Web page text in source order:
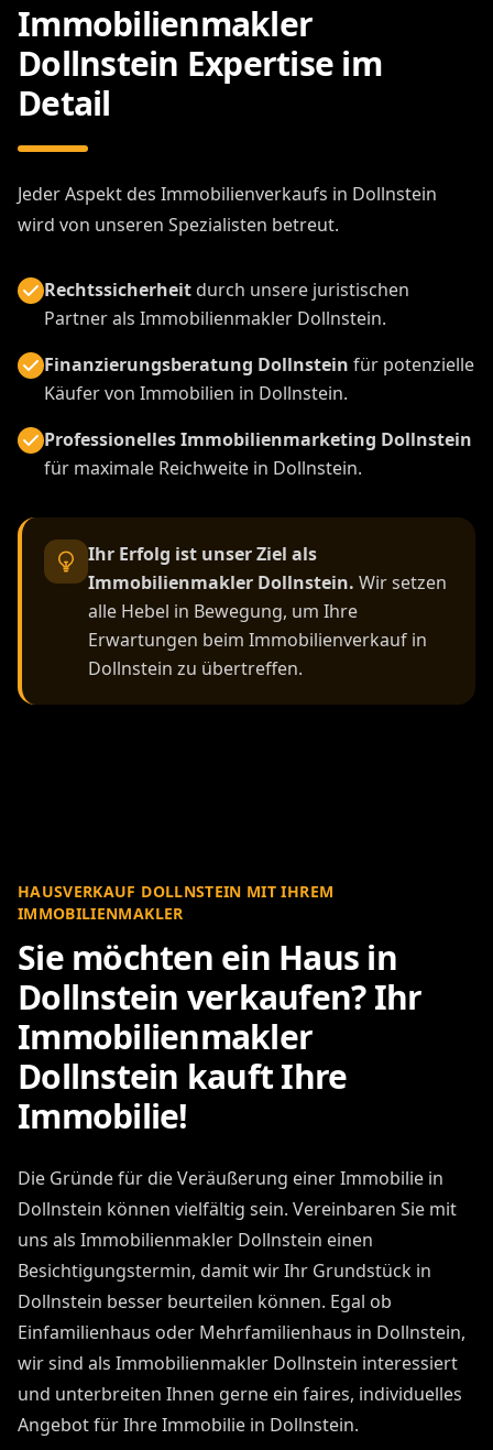
Immobilienmakler
Dollnstein Expertise im
Detail
Jeder Aspekt des Immobilienverkaufs in Dollnstein
wird von unseren Spezialisten betreut.
Rechtssicherheitdurch unsere juristischen
Partner als Immobilienmakler Dollnstein.
Finanzierungsberatung Dollnstein für potenzielle
Käufer von Immobilien in Dollnstein.
Professionelles Immobilienmarketing Dollnstein
für maximale Reichweite in Dollnstein.
Ihr Erfolg ist unser Ziel als
Immobilienmakler Dollnstein. Wir setzen
alle Hebel in Bewegung, um Ihre
Erwartungen beim Immobilienverkauf in
Dollnstein zu übertreffen.
HAUSVERKAUF DOLLNSTEIN MIT IHREM
IMMOBILIENMAKLER
Sie möchten ein Haus in
Dollnstein verkaufen? Ihr
Immobilienmakler
Dollnstein kauft Ihre
Immobilie!
Die Gründe für die Veräußerung einer Immobilie in
Dollnstein können vielfältig sein. Vereinbaren Sie mit
uns als Immobilienmakler Dollnstein einen
Besichtigungstermin, damit wir Ihr Grundstück in
Dollnstein besser beurteilen können. Egal ob
Einfamilienhaus oder Mehrfamilienhaus in Dollnstein,
wir sind als Immobilienmakler Dollnstein interessiert
und unterbreiten Ihnen gerne ein faires, individuelles
Angebot für Ihre Immobilie in Dollnstein.